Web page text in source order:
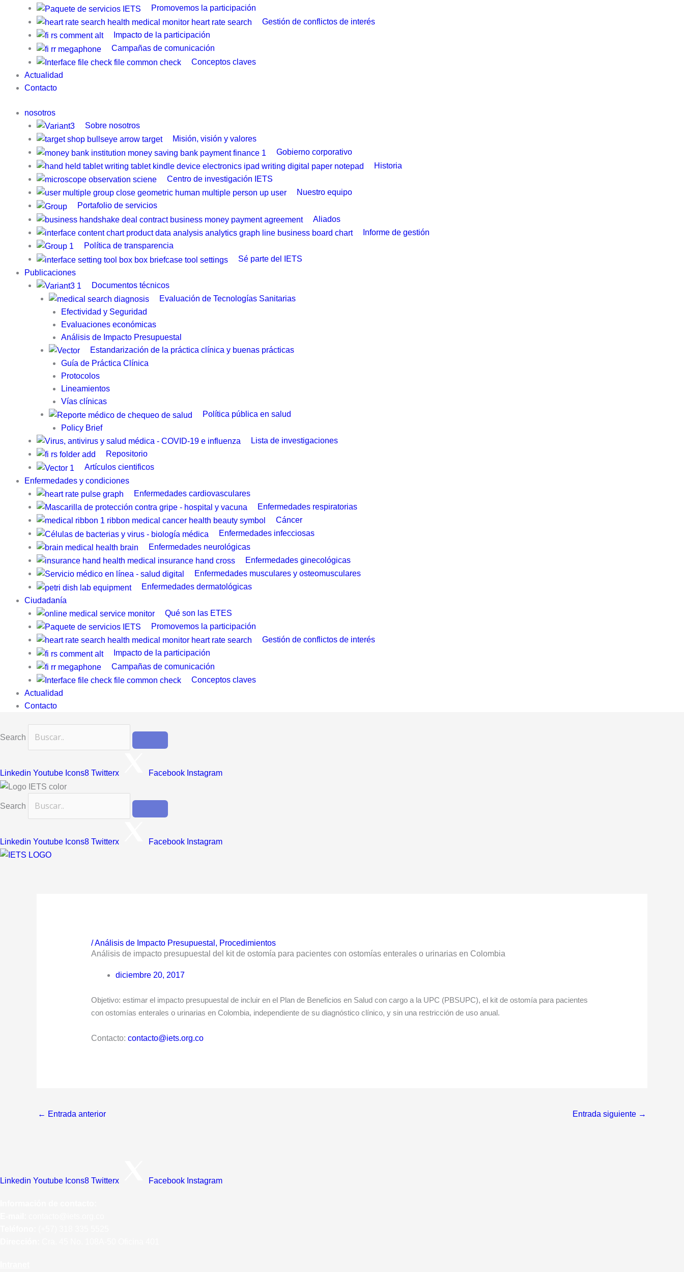
Promovemos la participación
Gestión de conflictos de interés
Impacto de la participación
Campañas de comunicación
Conceptos claves
Actualidad
Contacto
nosotros
Sobre nosotros
Misión, visión y valores
Gobierno corporativo
Historia
Centro de investigación IETS
Nuestro equipo
Portafolio de servicios
Aliados
Informe de gestión
Política de transparencia
Sé parte del IETS
Publicaciones
Documentos técnicos
Evaluación de Tecnologías Sanitarias
Efectividad y Seguridad
Evaluaciones económicas
Análisis de Impacto Presupuestal
Estandarización de la práctica clínica y buenas prácticas
Guía de Práctica Clínica​
Protocolos
Lineamientos
Vías clínicas
Política pública en salud
Policy Brief
Lista de investigaciones
Repositorio
Artículos cientificos
Enfermedades y condiciones
Enfermedades cardiovasculares
Enfermedades respiratorias
Cáncer
Enfermedades infecciosas
Enfermedades neurológicas
Enfermedades ginecológicas
Enfermedades musculares y osteomusculares
Enfermedades dermatológicas
Ciudadanía
Qué son las ETES
Promovemos la participación
Gestión de conflictos de interés
Impacto de la participación
Campañas de comunicación
Conceptos claves
Actualidad
Contacto
Search
Linkedin Youtube Icons8 Twitterx Facebook Instagram
Search
Linkedin Youtube Icons8 Twitterx Facebook Instagram
/Análisis de Impacto Presupuestal , Procedimientos
Análisis de impacto presupuestal del kit de ostomía para pacientes con ostomías enterales o urinarias en Colombia
diciembre 20, 2017
Objetivo: estimar el impacto presupuestal de incluir en el Plan de Beneficios en Salud con cargo a la UPC (PBSUPC), el kit de ostomía para pacientes
con ostomías enterales o urinarias en Colombia, independiente de su diagnóstico clínico, y sin una restricción de uso anual.
Contacto: contacto@iets.org.co
← Entrada anterior Entrada siguiente →
Linkedin Youtube Icons8 Twitterx Facebook Instagram